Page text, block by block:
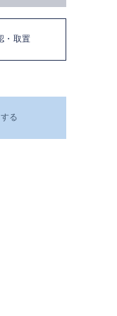
・取置
る